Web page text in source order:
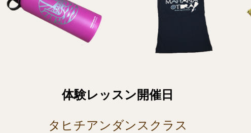
体験レッスン開催日
タヒチアンダンスクラス